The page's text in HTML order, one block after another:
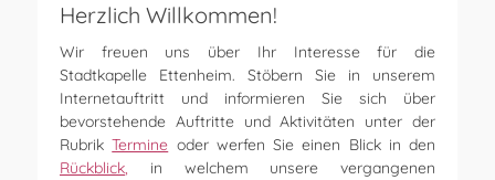
Herzlich Willkommen!
Wir freuen uns über Ihr Interesse für die
Stadtkapelle Ettenheim. Stöbern Sie in unserem
Internetauftritt und informieren Sie sich über
bevorstehende Auftritte und Aktivitäten unter der
RubrikTermine oder werfen Sie einen Blick in den
Rückblick, in welchem unsere vergangenen